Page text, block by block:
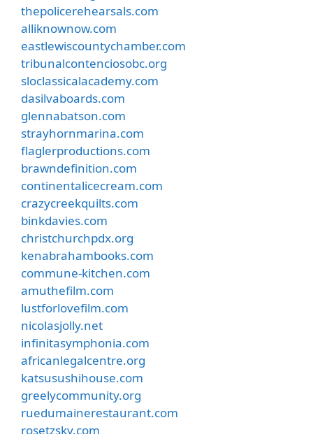
thepolicerehearsals.com
alliknownow.com
eastlewiscountychamber.com
tribunalcontenciosobc.org
sloclassicalacademy.com
dasilvaboards.com
glennabatson.com
strayhornmarina.com
flaglerproductions.com
brawndefinition.com
continentalicecream.com
crazycreekquilts.com
binkdavies.com
christchurchpdx.org
kenabrahambooks.com
commune-kitchen.com
amuthefilm.com
lustforlovefilm.com
nicolasjolly.net
infinitasymphonia.com
africanlegalcentre.org
katsusushihouse.com
greelycommunity.org
ruedumainerestaurant.com
rosetzsky.com